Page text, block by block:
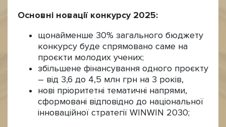
Основні новації конкурсу 2025:
щонайменше 30% загального бюджету
конкурсу буде спрямовано саме на
проєкти молодих учених;
збільшене фінансування одного проєкту
– від 3,6 до 4,5 млн грн на 3 років,
нові пріоритетні тематичні напрями,
сформовані відповідно до національної
інноваційної стратегії WINWIN 2030;